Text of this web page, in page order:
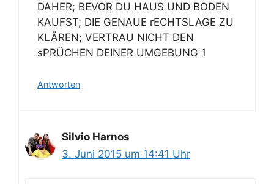
DAHER; BEVOR DU HAUS UND BODEN
KAUFST; DIE GENAUE rECHTSLAGE ZU
KLÄREN; VERTRAU NICHT DEN
sPRÜCHEN DEINER UMGEBUNG 1
Antworten
Silvio Harnos
3. Juni 2015 um 14:41 Uhr